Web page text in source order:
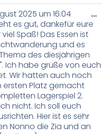
2025 um 16:04
es gut, dankefür eure
Spaß! Das Essen ist
und es
des diesjährigen
Ich habe grüße von euch
Wir hatten auch noch
ersten Platz gemacht
Lagerspiel 2.
nicht. Ich soll euch
Hier ist es sehr
Nonno die Zia und an
…